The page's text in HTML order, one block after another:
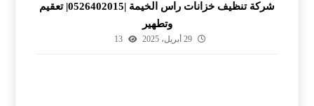
شركة تنظيف خزانات راس الخيمة |0526402015| تعقيم
وتطهير
29 أبريل، 2025 13